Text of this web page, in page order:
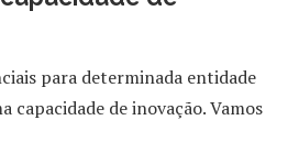
para determinada entidade
capacidade de inovação. Vamos